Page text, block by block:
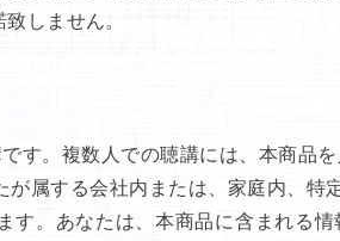
しません。
す。複数人での聴講には、本商品
属する会社内または、家庭内、特
す。あなたは、本商品に含まれる